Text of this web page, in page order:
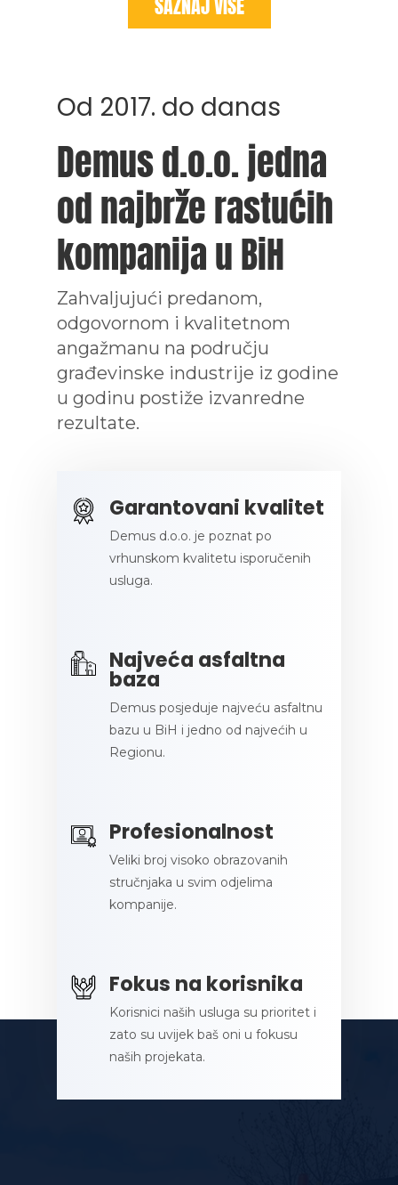
Od 2017. do danas
Demus d.o.o. jedna
od najbrže rastućih
kompanija u BiH
Zahvaljujući predanom,
odgovornom i kvalitetnom
angažmanu na području
građevinske industrije iz godine
u godinu postiže izvanredne
rezultate.
Garantovani kvalitet
Demus d.o.o. je poznat po
vrhunskom kvalitetu isporučenih
usluga.
Najveća asfaltna
baza
Demus posjeduje najveću asfaltnu
bazu u BiH i jedno od najvećih u
Regionu.
Profesionalnost
Veliki broj visoko obrazovanih
stručnjaka u svim odjelima
kompanije.
Fokus na korisnika
Korisnici naših usluga su prioritet i
zato su uvijek baš oni u fokusu
naših projekata.